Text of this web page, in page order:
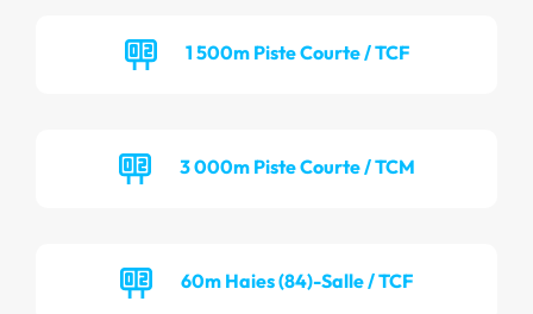
1 500m Piste Courte / TCF
3 000m Piste Courte / TCM
60m Haies (84)-Salle / TCF